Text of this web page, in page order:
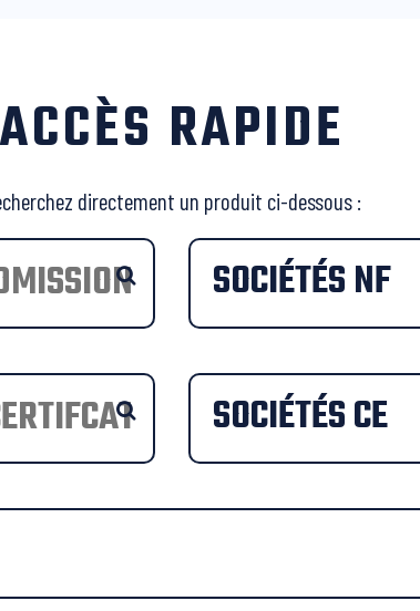
ACCÈS RAPIDE
directement un produit ci-dessous :
SOCIÉTÉS NF
SOCIÉTÉS CE